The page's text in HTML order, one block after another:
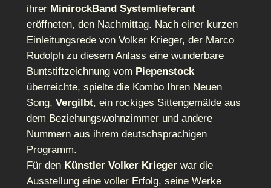
ihrer MinirockBand Systemlieferant
eröffneten, den Nachmittag. Nach einer kurzen
Einleitungsrede von Volker Krieger, der Marco
Rudolph zu diesem Anlass eine wunderbare
Buntstiftzeichnung vom Piepenstock
überreichte, spielte die Kombo Ihren Neuen
Song, Vergilbt, ein rockiges Sittengemälde aus
dem Beziehungswohnzimmer und andere
Nummern aus ihrem deutschsprachigen
Programm.
Für den Künstler Volker Kriegerwar die
Ausstellung eine voller Erfolg, seine Werke